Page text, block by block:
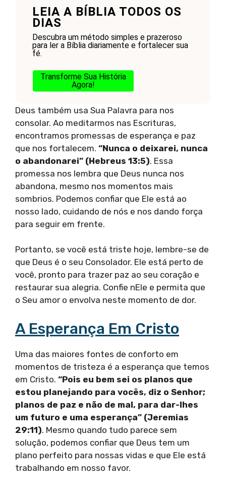
LEIA A BÍBLIA TODOS OS
DIAS
Descubra um método simples e prazeroso
para ler a Bíblia diariamente e fortalecer sua
fé.
Transforme Sua História
Agora!
Deus também usa Sua Palavra para nos
consolar. Ao meditarmos nas Escrituras,
encontramos promessas de esperança e paz
que nos fortalecem. “Nunca o deixarei, nunca
o abandonarei” (Hebreus 13:5). Essa
promessa nos lembra que Deus nunca nos
abandona, mesmo nos momentos mais
sombrios. Podemos confiar que Ele está ao
nosso lado, cuidando de nós e nos dando força
para seguir em frente.
Portanto, se você está triste hoje, lembre-se de
que Deus é o seu Consolador. Ele está perto de
você, pronto para trazer paz ao seu coração e
restaurar sua alegria. Confie nEle e permita que
o Seu amor o envolva neste momento de dor.
A Esperança Em Cristo
Uma das maiores fontes de conforto em
momentos de tristeza é a esperança que temos
em Cristo. “Pois eu bem sei os planos que
estou planejando para vocês, diz o Senhor;
planos de paz e não de mal, para dar-lhes
um futuro e uma esperança” (Jeremias
29:11). Mesmo quando tudo parece sem
solução, podemos confiar que Deus tem um
plano perfeito para nossas vidas e que Ele está
trabalhando em nosso favor.